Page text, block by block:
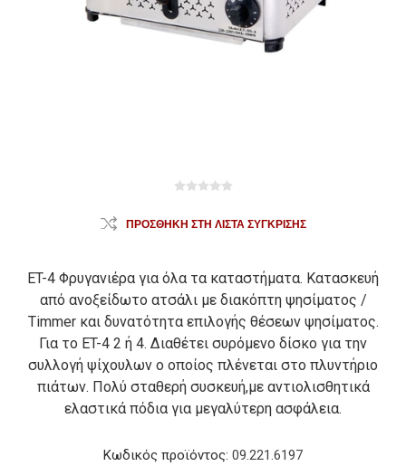
ΠΡΟΣΘΉΚΗ ΣΤΗ ΛΊΣΤΑ ΣΎΓΚΡΙΣΗΣ
ET-4 Φρυγανιέρα για όλα τα καταστήματα. Κατασκευή
από ανοξείδωτο ατσάλι με διακόπτη ψησίματος /
Timmer και δυνατότητα επιλογής θέσεων ψησίματος.
Για το ET-4 2 ή 4. Διαθέτει συρόμενο δίσκο για την
συλλογή ψίχουλων ο οποίος πλένεται στο πλυντήριο
πιάτων. Πολύ σταθερή συσκευή,με αντιολισθητικά
ελαστικά πόδια για μεγαλύτερη ασφάλεια.
Κωδικός προϊόντος: 09.221.6197